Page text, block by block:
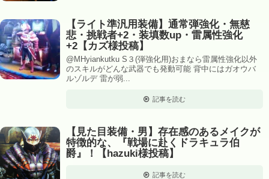
【ライト準汎用装備】通常弾強化・無慈
悲・挑戦者+2・装填数up・雷属性強化
+2【カズ様投稿】
@MHyiankutku S３(弾強化用)おまなら雷属性強化以外
のスキルがどんな武器でも発動可能 背中にはガオウバ
ルゾルデ 雷が弱...
記事を読む
【見た目装備・男】存在感のあるメイクが
特徴的な、『戦場に赴くドラキュラ伯
爵』！【hazuki様投稿】
記事を読む